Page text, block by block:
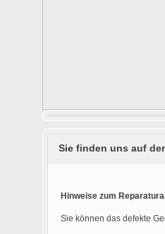
Sie finden uns auf
Hinweise zum
Sie können das defekte